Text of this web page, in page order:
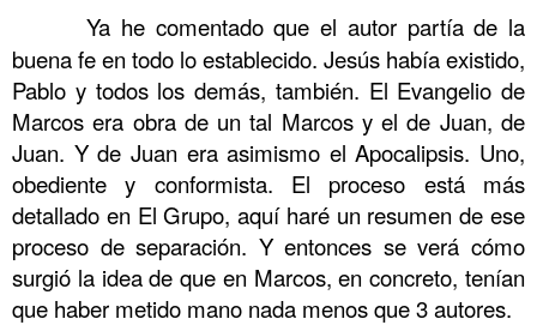
Ya he comentado que el autor partía de la
buena fe en todo lo establecido. Jesús había existido,
Pablo y todos los demás, también. El Evangelio de
Marcos era obra de un tal Marcos y el de Juan, de
Juan. Y de Juan era asimismo el Apocalipsis. Uno,
obediente y conformista. El proceso está más
detallado en El Grupo, aquí haré un resumen de ese
proceso de separación. Y entonces se verá cómo
surgió la idea de que en Marcos, en concreto, tenían
que haber metido mano nada menos que 3 autores.